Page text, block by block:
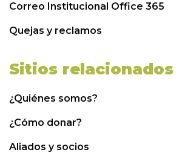
Correo Institucional Office 365
Quejas y reclamos
Sitios relacionados
¿Quiénes somos?
¿Cómo donar?
Aliados y socios